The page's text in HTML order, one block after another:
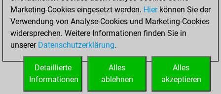
Unterverwandlungen
0
Türme auf der siebten
0
STARTSEITE
Marketing-Cookies eingesetzt werden. Hierkönnen Sie der
Verwendung von Analyse-Cookies und Marketing-Cookies
widersprechen. Weitere Informationen finden Sie in
unserer Datenschutzerklärung.
Alles
akzeptieren
Alles
ablehnen
Detaillierte
Informationen